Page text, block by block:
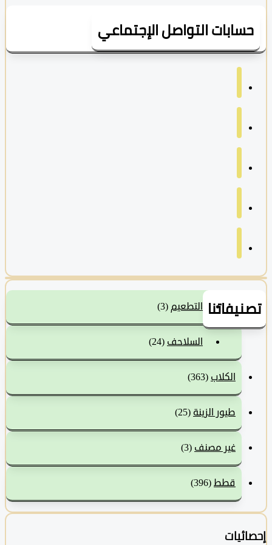
التواصل الإجتماعي
التطعيم(3)
السلاحف(24)
الكلاب(363)
طيور الزينة(25)
غير مصنف(3)
قطط (396)